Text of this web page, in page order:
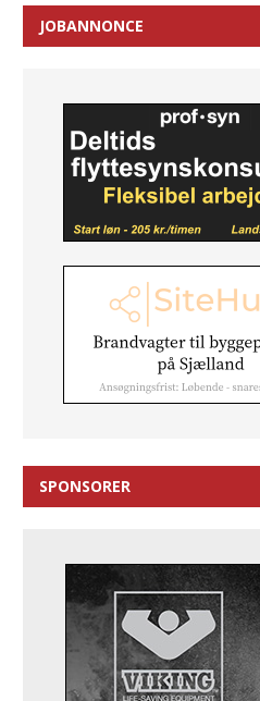
JOBANNONCE
SPONSORER